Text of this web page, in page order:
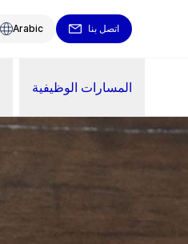
Arabic اتصل بنا
المسارات الوظيفية